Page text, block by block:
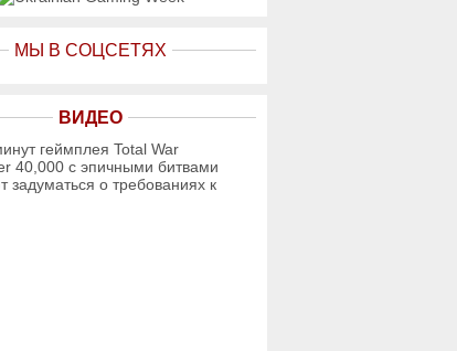
МЫ В СОЦСЕТЯХ
ВИДЕО